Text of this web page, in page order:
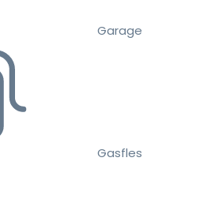
Garage
Gasfles